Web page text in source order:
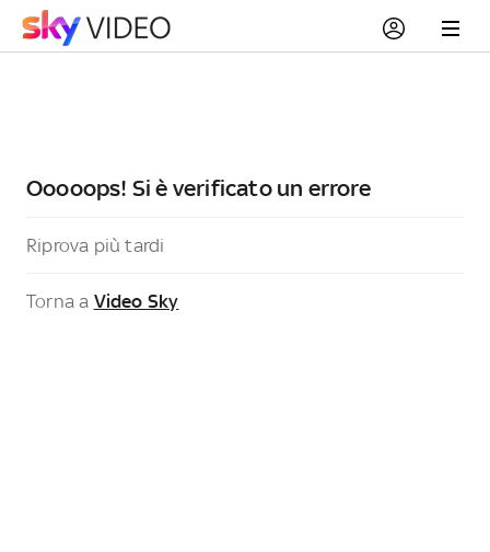
Ooooops! Si è verificato un errore
Riprova più tardi
Torna a Video Sky